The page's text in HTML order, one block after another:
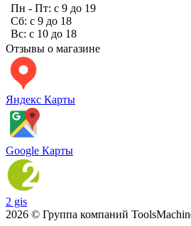
Пн - Пт: с 9 до 19
Сб: с 9 до 18
Вс: с 10 до 18
Отзывы о магазине
Яндекс Карты
Google Карты
2 gis
2026 © Группа компаний